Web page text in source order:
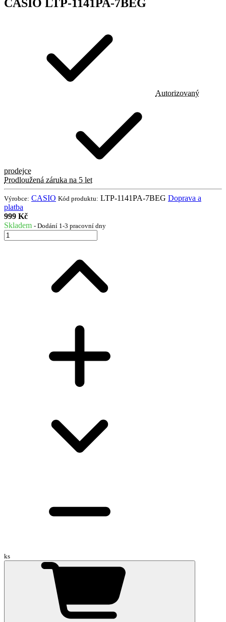
CASIO LTP-1141PA-7BEG
Autorizovaný
prodejce
Prodloužená záruka na 5 let
Výrobce: CASIO Kód produktu: LTP-1141PA-7BEG Doprava a
platba
999 Kč
Skladem - Dodání 1-3 pracovní dny
ks